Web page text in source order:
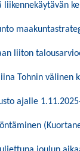
liikennekäytävän
liiton
Tohnin välinen
ajalle